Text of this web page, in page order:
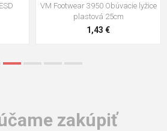
VM Footwear 3102 Šnúrky ploché
0,79 €
zakúpiť